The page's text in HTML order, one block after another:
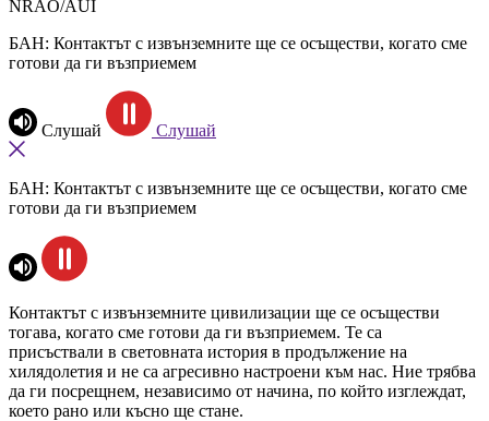
NRAO/AUI
БАН: Контактът с извънземните ще се осъществи, когато сме
готови да ги възприемем
Слушай Слушай
БАН: Контактът с извънземните ще се осъществи, когато сме
готови да ги възприемем
Контактът с извънземните цивилизации ще се осъществи
тогава, когато сме готови да ги възприемем. Те са
присъствали в световната история в продължение на
хилядолетия и не са агресивно настроени към нас. Ние трябва
да ги посрещнем, независимо от начина, по който изглеждат,
което рано или късно ще стане.